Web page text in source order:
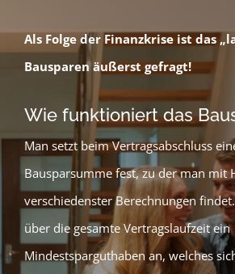
Als Folge der Finanzkrise ist das
Bausparen äußerst gefragt!
Wie funktioniert das
Man setzt beim Vertragsabschluss
Bausparsumme fest, zu der man mit
verschiedenster Berechnungen
über die gesamte Vertragslaufzeit ein
Mindestsparguthaben an, welches